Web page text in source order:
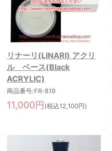
リナーリ(LINARI) アクリ
ル ベース(Black
ACRYLIC)
商品番号:FR-819
11,000円 (税込12,100円)